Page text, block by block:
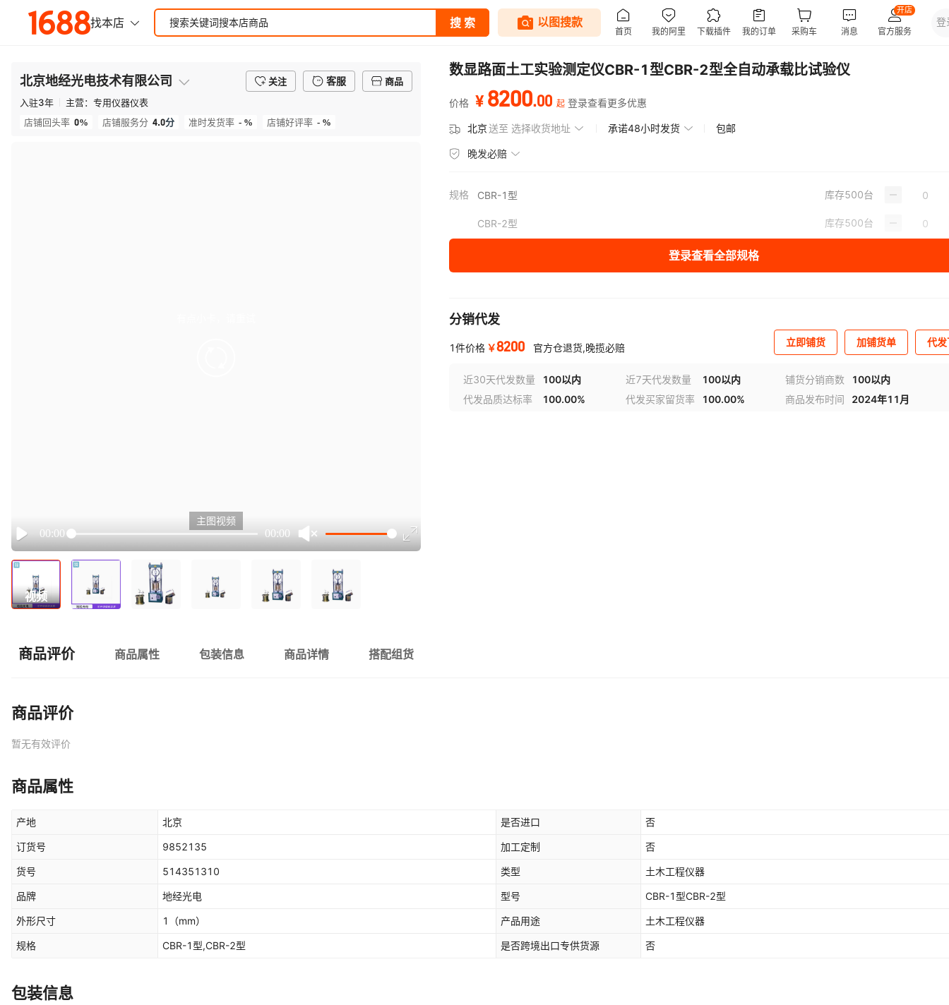
北京地经光电技术有限公司 关注 客服
商品
入驻3年 主营： 专用仪器仪表
店铺回头率 0% 店铺服务分 4.0分 准时发货率 - % 店铺好评率 - %
Play
00:00 00:00
主图视频
视频
数显路面土工实验测定仪CBR-1型CBR-2型全自动承载比试验仪
价格 ¥ 8200.00 起 登录查看更多优惠
北京送至 选择收货地址 承诺48小时发货 包邮
晚发必赔
规格 CBR-1型 库存500台
CBR-2型 库存500台
登录查看全部规格
分销代发
1件价格 ￥8200 官方仓退货,晚揽必赔 立即铺货 加铺货单 代
近30天代发数量 100以内 近7天代发数量 100以内 铺货分销商数
100以内
代发品质达标率
100.00% 代发买家留货率 100.00% 商品发布时间 2024年11月
商品评价 商品属性 包装信息 商品详情 搭配组货
商品评价
暂无有效评价
商品属性
产地 北京 是否进口 否
订货号 9852135 加工定制 否
货号 514351310 类型 土木工程仪器
品牌 地经光电 型号 CBR-1型CBR-2型
外形尺寸 1 （mm） 产品用途 土木工程仪器
规格 CBR-1型,CBR-2型 是否跨境出口专供货源 否
包装信息